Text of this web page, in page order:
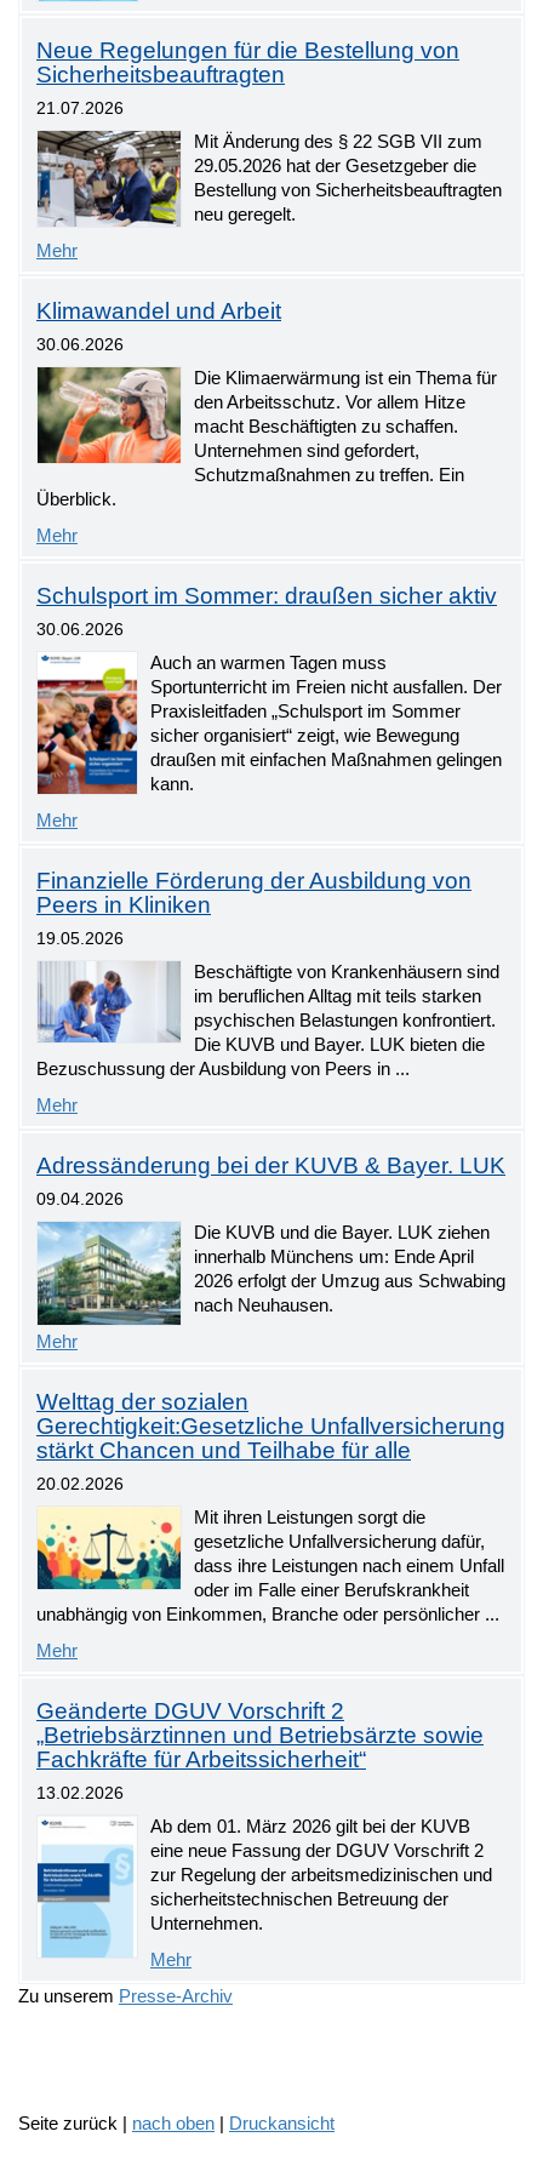
Neue Regelungen für die Bestellung von
Sicherheitsbeauftragten
21.07.2026
Mit Änderung des § 22 SGB VII zum
29.05.2026 hat der Gesetzgeber die
Bestellung von Sicherheitsbeauftragten
neu geregelt.
Mehr
Klimawandel und Arbeit
30.06.2026
Die Klimaerwärmung ist ein Thema für
den Arbeitsschutz. Vor allem Hitze
macht Beschäftigten zu schaffen.
Unternehmen sind gefordert,
Schutzmaßnahmen zu treffen. Ein
Überblick.
Mehr
Schulsport im Sommer: draußen sicher aktiv
30.06.2026
Auch an warmen Tagen muss
Sportunterricht im Freien nicht ausfallen. Der
Praxisleitfaden „Schulsport im Sommer
sicher organisiert“ zeigt, wie Bewegung
draußen mit einfachen Maßnahmen gelingen
kann.
Mehr
Finanzielle Förderung der Ausbildung von
Peers in Kliniken
19.05.2026
Beschäftigte von Krankenhäusern sind
im beruflichen Alltag mit teils starken
psychischen Belastungen konfrontiert.
Die KUVB und Bayer. LUK bieten die
Bezuschussung der Ausbildung von Peers in ...
Mehr
Adressänderung bei der KUVB & Bayer. LUK
09.04.2026
Die KUVB und die Bayer. LUK ziehen
innerhalb Münchens um: Ende April
2026 erfolgt der Umzug aus Schwabing
nach Neuhausen.
Mehr
Welttag der sozialen
Gerechtigkeit:Gesetzliche Unfallversicherung
stärkt Chancen und Teilhabe für alle
20.02.2026
Mit ihren Leistungen sorgt die
gesetzliche Unfallversicherung dafür,
dass ihre Leistungen nach einem Unfall
oder im Falle einer Berufskrankheit
unabhängig von Einkommen, Branche oder persönlicher ...
Mehr
Geänderte DGUV Vorschrift 2
„Betriebsärztinnen und Betriebsärzte sowie
Fachkräfte für Arbeitssicherheit“
13.02.2026
Ab dem 01. März 2026 gilt bei der KUVB
eine neue Fassung der DGUV Vorschrift 2
zur Regelung der arbeitsmedizinischen und
sicherheitstechnischen Betreuung der
Unternehmen.
Mehr
Zu unserem Presse-Archiv
Seite zurück | nach oben | Druckansicht